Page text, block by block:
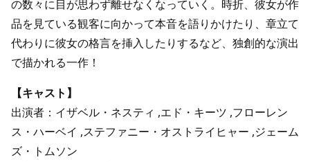
の数々に目が思わず離せなくなっていく。時折、彼女が作
品を見ている観客に向かって本音を語りかけたり、章立て
代わりに彼女の格言を挿入したりするなど、独創的な演出
で描かれる一作！
【キャスト】
出演者：イザベル・ネスティ ,エド・キーツ ,フローレン
ス・ハーベイ ,ステファニー・オストライヒャー ,ジェーム
ズ・トムソン